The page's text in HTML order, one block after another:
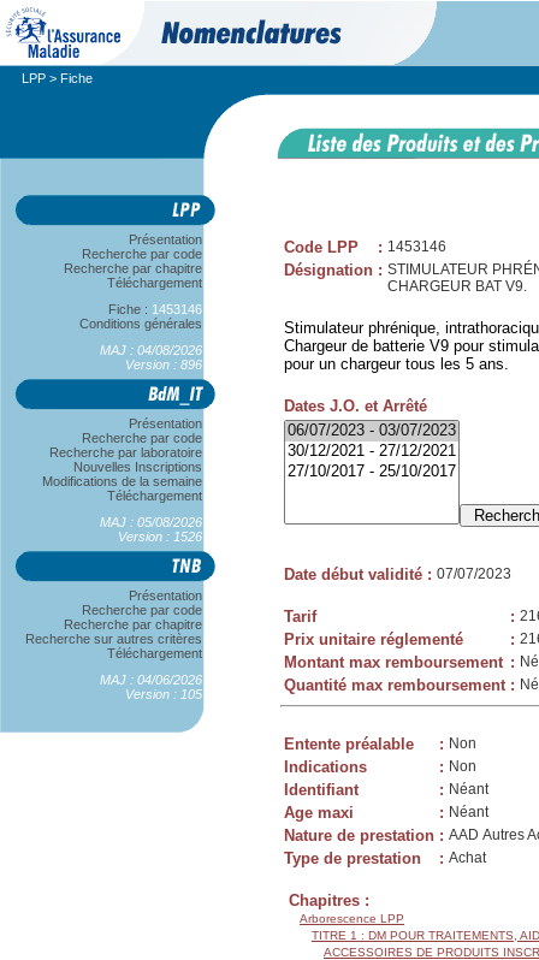
LPP > Fiche
Présentation
Recherche par code
Recherche par chapitre
Téléchargement
Fiche : 1453146
Conditions générales
MAJ : 04/08/2026
Version : 896
Présentation
Recherche par code
Recherche par laboratoire
Nouvelles Inscriptions
Modifications de la semaine
Téléchargement
MAJ : 05/08/2026
Version : 1526
Présentation
Recherche par code
Recherche par chapitre
Recherche sur autres critères
Téléchargement
MAJ : 04/06/2026
Version : 105
Code LPP : 1453146
Désignation : STIMULATEUR
CHARGEUR BAT V9.
Stimulateur phrénique,
Chargeur de batterie V9 pour
pour un chargeur tous les 5 ans.
Dates J.O. et Arrêté
Date début validité : 07/07/2023
Tarif :
Prix unitaire réglementé :
Montant max remboursement :
Quantité max remboursement :
Entente préalable : Non
Indications : Non
Identifiant : Néant
Age maxi : Néant
Nature de prestation : AAD Autres
Type de prestation : Achat
Chapitres :
Arborescence LPP
TITRE 1 : DM POUR TRAITEMENTS,
ACCESSOIRES DE PRODUITS